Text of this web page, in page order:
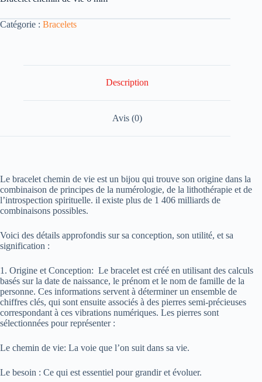
Catégorie : Bracelets
Description
Avis (0)
Le bracelet chemin de vie est un bijou qui trouve son origine dans la
combinaison de principes de la numérologie, de la lithothérapie et de
l’introspection spirituelle. il existe plus de 1 406 milliards de
combinaisons possibles.
Voici des détails approfondis sur sa conception, son utilité, et sa
signification :
1. Origine et Conception: Le bracelet est créé en utilisant des calculs
basés sur la date de naissance, le prénom et le nom de famille de la
personne. Ces informations servent à déterminer un ensemble de
chiffres clés, qui sont ensuite associés à des pierres semi-précieuses
correspondant à ces vibrations numériques. Les pierres sont
sélectionnées pour représenter :
Le chemin de vie: La voie que l’on suit dans sa vie.
Le besoin : Ce qui est essentiel pour grandir et évoluer.